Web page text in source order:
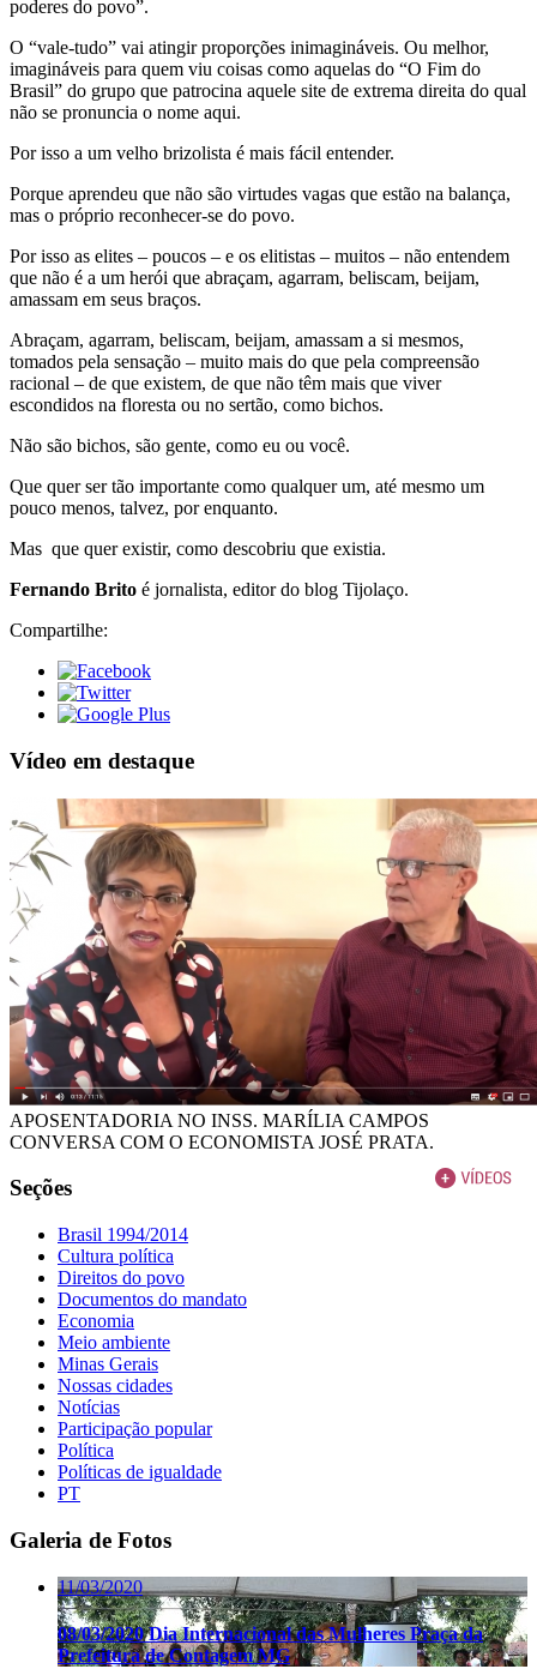
poderes do povo”.
O “vale-tudo” vai atingir proporções inimagináveis. Ou melhor,
imagináveis para quem viu coisas como aquelas do “O Fim do
Brasil” do grupo que patrocina aquele site de extrema direita do qual
não se pronuncia o nome aqui.
Por isso a um velho brizolista é mais fácil entender.
Porque aprendeu que não são virtudes vagas que estão na balança,
mas o próprio reconhecer-se do povo.
Por isso as elites – poucos – e os elitistas – muitos – não entendem
que não é a um herói que abraçam, agarram, beliscam, beijam,
amassam em seus braços.
Abraçam, agarram, beliscam, beijam, amassam a si mesmos,
tomados pela sensação – muito mais do que pela compreensão
racional – de que existem, de que não têm mais que viver
escondidos na floresta ou no sertão, como bichos.
Não são bichos, são gente, como eu ou você.
Que quer ser tão importante como qualquer um, até mesmo um
pouco menos, talvez, por enquanto.
Mas que quer existir, como descobriu que existia.
Fernando Brito é jornalista, editor do blog Tijolaço.
Compartilhe:
Vídeo em destaque
APOSENTADORIA NO INSS. MARÍLIA CAMPOS
CONVERSA COM O ECONOMISTA JOSÉ PRATA.
Seções
Brasil 1994/2014
Cultura política
Direitos do povo
Documentos do mandato
Economia
Meio ambiente
Minas Gerais
Nossas cidades
Notícias
Participação popular
Política
Políticas de igualdade
PT
Galeria de Fotos
11/03/2020
08/03/2020 Dia Internacional das Mulheres Praça da
Prefeitura de Contagem MG